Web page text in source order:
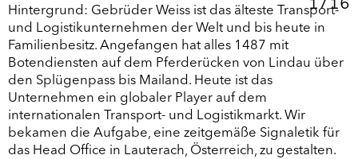
Hintergrund: Gebrüder Weiss ist das älteste Transport-
und Logistikunternehmen der Welt und bis heute in
Familienbesitz. Angefangen hat alles 1487 mit
Botendiensten auf dem Pferderücken von Lindau über
den Splügenpass bis Mailand. Heute ist das
Unternehmen ein globaler Player auf dem
internationalen Transport- und Logistikmarkt. Wir
bekamen die Aufgabe, eine zeitgemäße Signaletik für
das Head Office in Lauterach, Österreich, zu gestalten.